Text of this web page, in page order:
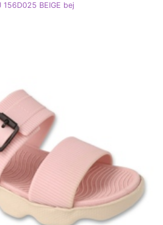
156D025 BEIGE bej